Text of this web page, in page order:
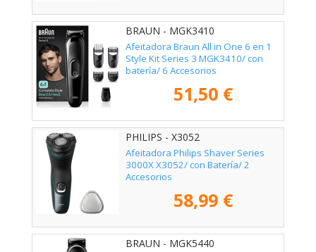
BRAUN - MGK3410
Afeitadora Braun All in One 6 en 1
Style Kit Series 3 MGK3410/ con
batería/ 6 Accesorios
51,50 €
PHILIPS - X3052
Afeitadora Philips Shaver Series
3000X X3052/ con Batería/ 2
Accesorios
58,99 €
BRAUN - MGK5440